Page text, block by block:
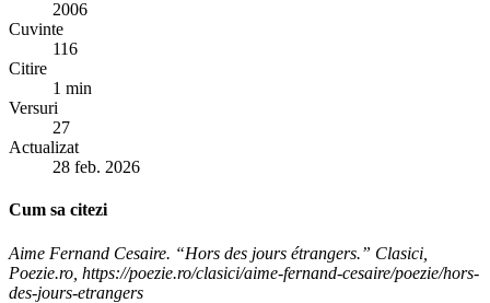
2006
Cuvinte
116
Citire
1 min
Versuri
27
Actualizat
28 feb. 2026
Cum sa citezi
Aime Fernand Cesaire. “Hors des jours étrangers.” Clasici,
Poezie.ro, https://poezie.ro/clasici/aime-fernand-cesaire/poezie/hors-
des-jours-etrangers